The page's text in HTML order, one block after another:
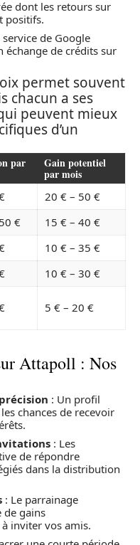
dont les retours sur
positifs.
service de Google
échange de crédits sur
permet souvent
chacun a ses
peuvent mieux
d’un
par Gain potentiel
par mois
20 € – 50 €
€
15 € – 40 €
10 € – 35 €
10 € – 30 €
5 € – 20 €
Attapoll : Nos
: Un profil
chances de recevoir
: Les
de répondre
dans la distribution
: Le parrainage
de gains
inviter vos amis.